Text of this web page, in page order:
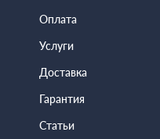
Оплата
Услуги
Доставка
Гарантия
Статьи